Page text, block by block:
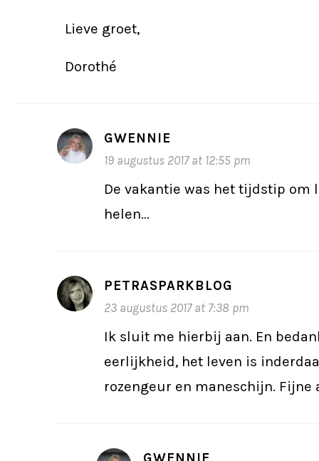
Lieve groet,
Dorothé
GWENNIE
19 augustus 2017 at 12:55 pm
De vakantie was het tijdstip om
helen…
PETRASPARKBLOG
23 augustus 2017 at 7:38 pm
Ik sluit me hierbij aan. En
eerlijkheid, het leven is
rozengeur en maneschijn. Fijne